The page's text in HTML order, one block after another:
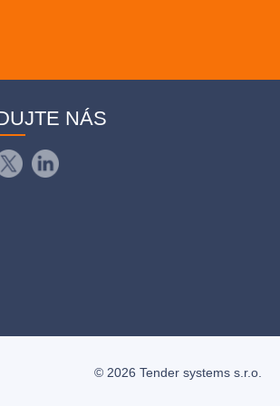
NÁS
© 2026 Tender systems s.r.o.